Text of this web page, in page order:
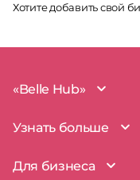
Хотите добавить свой
«Belle Hub»
О проекте
Наша команда
Узнать больше
BelleHub для вас
Для бизнеса